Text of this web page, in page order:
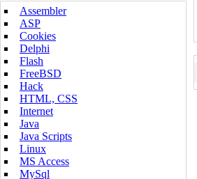
Assembler
ASP
Cookies
Delphi
Flash
FreeBSD
Hack
HTML, CSS
Internet
Java
Java Scripts
Linux
MS Access
MySql